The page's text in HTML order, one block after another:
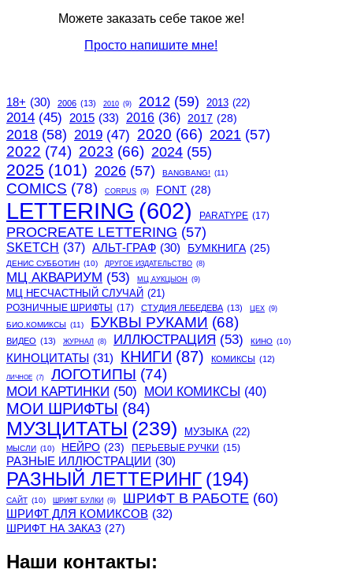
Можете заказать себе такое же!
Просто напишите мне!
18+ (30) 2006 (13) 2010 (9) 2012 (59) 2013 (22)
2014 (45) 2015 (33) 2016 (36) 2017 (28)
2018 (58) 2019 (47) 2020 (66) 2021 (57)
2022 (74) 2023 (66) 2024 (55)
2025 (101) 2026 (57) BANGBANG! (11)
COMICS (78) CORPUS (9) FONT (28)
LETTERING (602) PARATYPE (17)
PROCREATE LETTERING (57)
SKETCH (37) АЛЬТ-ГРАФ (30) БУМКНИГА (25)
ДЕНИС СУББОТИН (10) ДРУГОЕ ИЗДАТЕЛЬСТВО (8)
МЦ АКВАРИУМ (53) МЦ АУКЦЫОН (9)
МЦ НЕСЧАСТНЫЙ СЛУЧАЙ (21)
РОЗНИЧНЫЕ ШРИФТЫ (17) СТУДИЯ ЛЕБЕДЕВА (13) ЦЕХ (9)
БИО.КОМИКСЫ (11) БУКВЫ РУКАМИ (68)
ВИДЕО (13) ЖУРНАЛ (8) ИЛЛЮСТРАЦИЯ (53) КИНО (10)
КИНОЦИТАТЫ (31) КНИГИ (87) КОМИКСЫ (12)
ЛИЧНОЕ (7) ЛОГОТИПЫ (74)
МОИ КАРТИНКИ (50) МОИ КОМИКСЫ (40)
МОИ ШРИФТЫ (84)
МУЗЦИТАТЫ (239) МУЗЫКА (22)
МЫСЛИ (10) НЕЙРО (23) ПЕРЬЕВЫЕ РУЧКИ (15)
РАЗНЫЕ ИЛЛЮСТРАЦИИ (30)
РАЗНЫЙ ЛЕТТЕРИНГ (194)
САЙТ (10) ШРИФТ БУЛКИ (9) ШРИФТ В РАБОТЕ (60)
ШРИФТ ДЛЯ КОМИКСОВ (32)
ШРИФТ НА ЗАКАЗ (27)
Наши контакты: